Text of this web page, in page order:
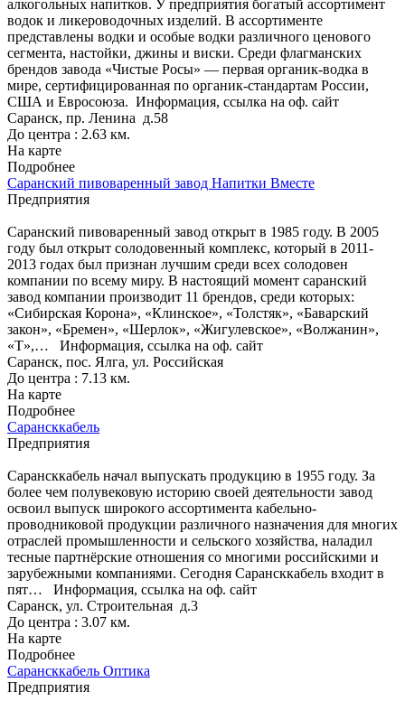
алкогольных напитков. У предприятия богатый ассортимент
водок и ликероводочных изделий. В ассортименте
представлены водки и особые водки различного ценового
сегмента, настойки, джины и виски. Среди флагманских
брендов завода «Чистые Росы» — первая органик-водка в
мире, сертифицированная по органик-стандартам России,
США и Евросоюза. Информация, ссылка на оф. сайт
Саранск, пр. Ленина д.58
До центра : 2.63 км.
На карте
Подробнее
Саранский пивоваренный завод Напитки Вместе
Предприятия
Саранский пивоваренный завод открыт в 1985 году. В 2005
году был открыт солодовенный комплекс, который в 2011-
2013 годах был признан лучшим среди всех солодовен
компании по всему миру. В настоящий момент саранский
завод компании производит 11 брендов, среди которых:
«Сибирская Корона», «Клинское», «Толстяк», «Баварский
закон», «Бремен», «Шерлок», «Жигулевское», «Волжанин»,
«Т»,… Информация, ссылка на оф. сайт
Саранск, пос. Ялга, ул. Российская
До центра : 7.13 км.
На карте
Подробнее
Сарансккабель
Предприятия
Сарансккабель начал выпускать продукцию в 1955 году. За
более чем полувековую историю своей деятельности завод
освоил выпуск широкого ассортимента кабельно-
проводниковой продукции различного назначения для многих
отраслей промышленности и сельского хозяйства, наладил
тесные партнёрские отношения со многими российскими и
зарубежными компаниями. Сегодня Сарансккабель входит в
пят… Информация, ссылка на оф. сайт
Саранск, ул. Строительная д.3
До центра : 3.07 км.
На карте
Подробнее
Сарансккабель Оптика
Предприятия